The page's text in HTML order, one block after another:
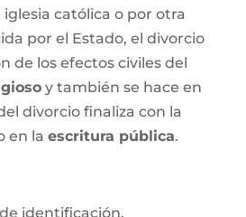
católica o por otra
por el Estado, el divorcio
de los efectos civiles del
y también se hace en
divorcio finaliza con la
en la escritura pública.
identificación.